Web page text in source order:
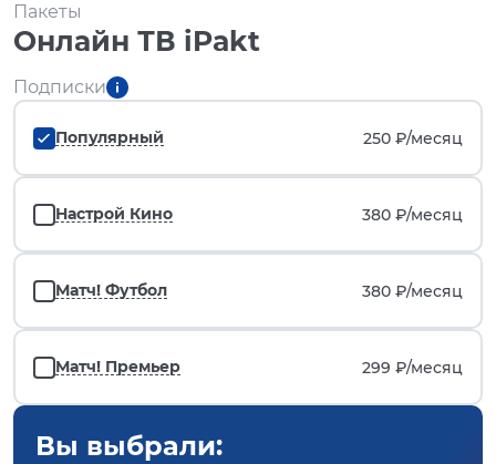
Пакеты
Онлайн ТВ iPakt
Подписки
Популярный 250 ₽/месяц
Настрой Кино 380 ₽/месяц
Матч! Футбол 380 ₽/месяц
Матч! Премьер 299 ₽/месяц
Вы выбрали: